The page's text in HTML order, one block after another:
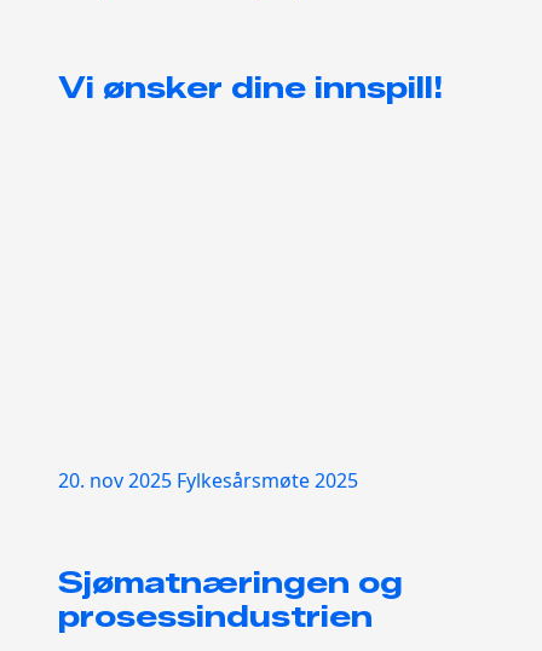
Vi ønsker dine innspill!
20. nov 2025 Fylkesårsmøte 2025
Sjømatnæringen og
prosessindustrien